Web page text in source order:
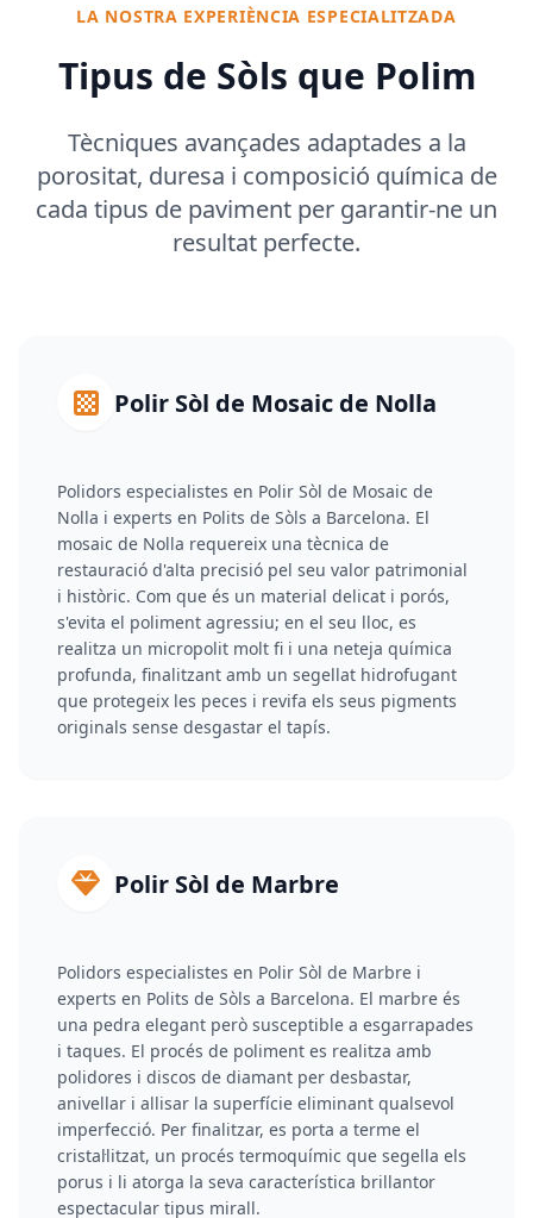
LA NOSTRA EXPERIÈNCIA ESPECIALITZADA
Tipus de Sòls que Polim
Tècniques avançades adaptades a la
porositat, duresa i composició química de
cada tipus de paviment per garantir-ne un
resultat perfecte.
Polir Sòl de Mosaic de Nolla
Polidors especialistes en Polir Sòl de Mosaic de
Nolla i experts en Polits de Sòls a Barcelona. El
mosaic de Nolla requereix una tècnica de
restauració d'alta precisió pel seu valor patrimonial
i històric. Com que és un material delicat i porós,
s'evita el poliment agressiu; en el seu lloc, es
realitza un micropolit molt fi i una neteja química
profunda, finalitzant amb un segellat hidrofugant
que protegeix les peces i revifa els seus pigments
originals sense desgastar el tapís.
Polir Sòl de Marbre
Polidors especialistes en Polir Sòl de Marbre i
experts en Polits de Sòls a Barcelona. El marbre és
una pedra elegant però susceptible a esgarrapades
i taques. El procés de poliment es realitza amb
polidores i discos de diamant per desbastar,
anivellar i allisar la superfície eliminant qualsevol
imperfecció. Per finalitzar, es porta a terme el
cristal·litzat, un procés termoquímic que segella els
porus i li atorga la seva característica brillantor
espectacular tipus mirall.